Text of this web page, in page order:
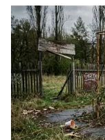
největších
poslední roky.